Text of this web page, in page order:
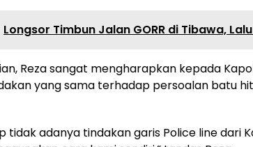
Longsor Timbun Jalan GORR di Tibawa,
Reza sangat mengharapkan kepada
yang sama terhadap persoalan batu
tidak adanya tindakan garis Police line dari